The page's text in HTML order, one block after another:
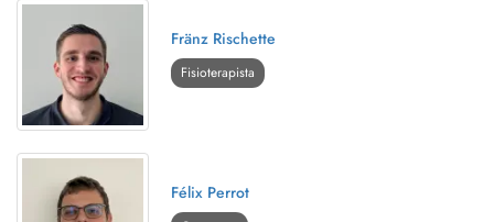
Fränz Rischette
Fisioterapista
Félix Perrot